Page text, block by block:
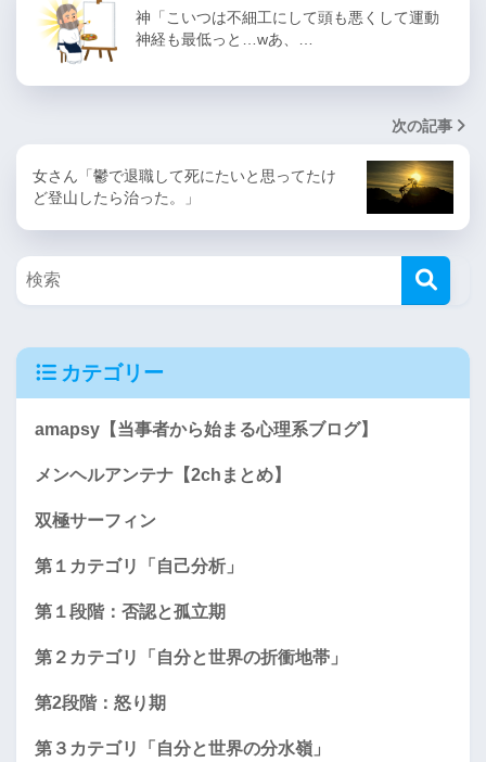
神「こいつは不細工にして頭も悪くして運動
神経も最低っと…wあ、…
次の記事
女さん「鬱で退職して死にたいと思ってたけ
ど登山したら治った。」
カテゴリー
amapsy【当事者から始まる心理系ブログ】
メンヘルアンテナ【2chまとめ】
双極サーフィン
第１カテゴリ「自己分析」
第１段階：否認と孤立期
第２カテゴリ「自分と世界の折衝地帯」
第2段階：怒り期
第３カテゴリ「自分と世界の分水嶺」